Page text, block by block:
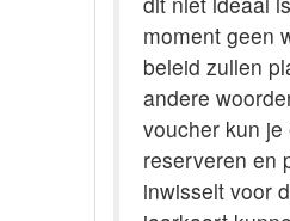
moment geen
beleid zullen
andere
voucher kun
reserveren en
inwisselt voor